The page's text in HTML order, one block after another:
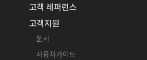
고객 레퍼런스
고객지원
문서
사용자가이드